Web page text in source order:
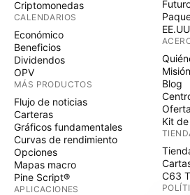
Criptomonedas
CALENDARIOS
Económico
Beneficios
Dividendos
OPV
MÁS PRODUCTOS
Flujo de noticias
Carteras
Gráficos fundamentales
Curvas de rendimiento
Opciones
Mapas macro
Pine Script®
APLICACIONES
Blog
Kit
C63